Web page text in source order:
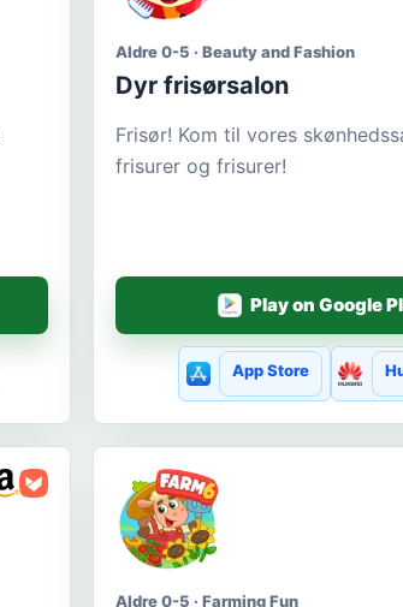
Aldre 0-5 · Beauty and Fashion
Dyr frisørsalon
Frisør! Kom til vores
frisurer og frisurer!
Play on Google
App Store
Aldre 0-5 · Farming Fun